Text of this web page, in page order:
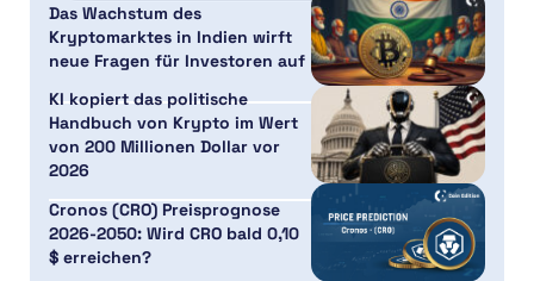
Das Wachstum des
Kryptomarktes in Indien wirft
neue Fragen für Investoren auf
KI kopiert das politische
Handbuch von Krypto im Wert
von 200 Millionen Dollar vor
2026
Cronos (CRO) Preisprognose
2026-2050: Wird CRO bald 0,10
$ erreichen?